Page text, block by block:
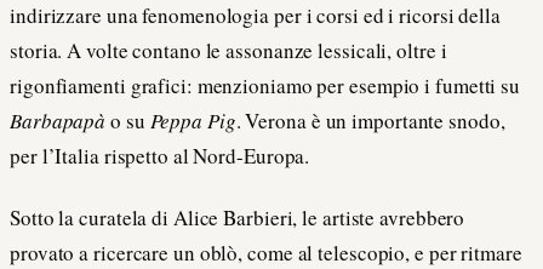
indirizzare una fenomenologia per i corsi ed i ricorsi della
storia. A volte contano le assonanze lessicali, oltre i
rigonfiamenti grafici: menzioniamo per esempio i fumetti su
Barbapapà o su Peppa Pig. Verona è un importante snodo,
per l’Italia rispetto al Nord-Europa.
Sotto la curatela di Alice Barbieri, le artiste avrebbero
provato a ricercare un oblò, come al telescopio, e per ritmare